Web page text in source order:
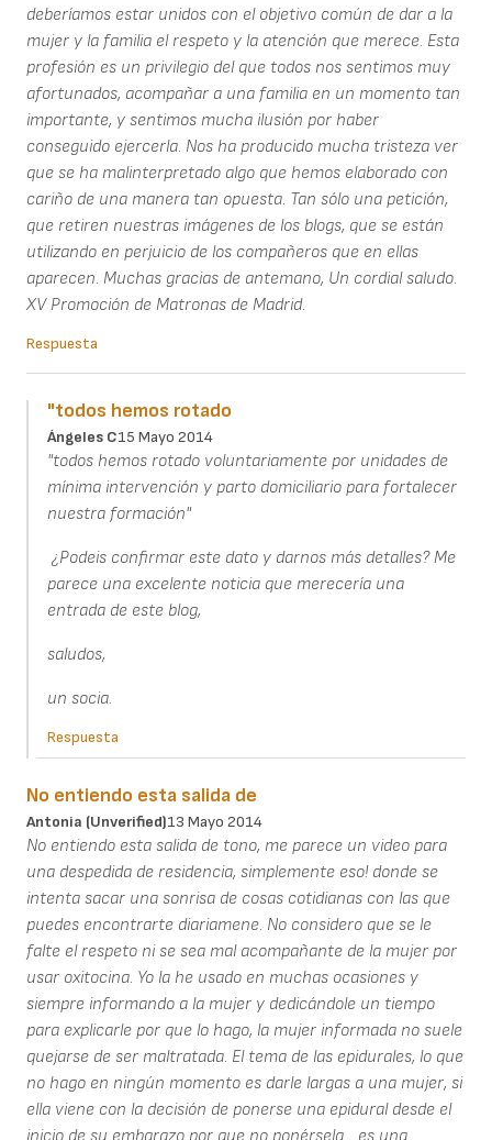
deberíamos estar unidos con el objetivo común de dar a la
mujer y la familia el respeto y la atención que merece. Esta
profesión es un privilegio del que todos nos sentimos muy
afortunados, acompañar a una familia en un momento tan
importante, y sentimos mucha ilusión por haber
conseguido ejercerla. Nos ha producido mucha tristeza ver
que se ha malinterpretado algo que hemos elaborado con
cariño de una manera tan opuesta. Tan sólo una petición,
que retiren nuestras imágenes de los blogs, que se están
utilizando en perjuicio de los compañeros que en ellas
aparecen. Muchas gracias de antemano, Un cordial saludo.
XV Promoción de Matronas de Madrid.
Respuesta
"todos hemos rotado
Ángeles C15 Mayo 2014
"todos hemos rotado voluntariamente por unidades de
mínima intervención y parto domiciliario para fortalecer
nuestra formación"
¿Podeis confirmar este dato y darnos más detalles? Me
parece una excelente noticia que merecería una
entrada de este blog,
saludos,
un socia.
Respuesta
No entiendo esta salida de
Antonia (unverified)13 Mayo 2014
No entiendo esta salida de tono, me parece un video para
una despedida de residencia, simplemente eso! donde se
intenta sacar una sonrisa de cosas cotidianas con las que
puedes encontrarte diariamene. No considero que se le
falte el respeto ni se sea mal acompañante de la mujer por
usar oxitocina. Yo la he usado en muchas ocasiones y
siempre informando a la mujer y dedicándole un tiempo
para explicarle por que lo hago, la mujer informada no suele
quejarse de ser maltratada. El tema de las epidurales, lo que
no hago en ningún momento es darle largas a una mujer, si
ella viene con la decisión de ponerse una epidural desde el